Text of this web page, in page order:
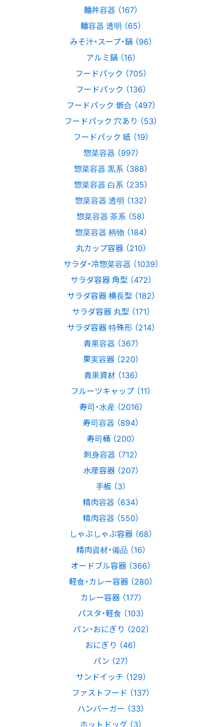
麺丼容器 （167）
麺容器 透明 （65）
みそ汁・スープ・鍋 （96）
アルミ鍋 （16）
フードパック （705）
フードパック （136）
フードパック 嵌合 （497）
フードパック 穴あり （53）
フードパック 紙 （19）
惣菜容器 （997）
惣菜容器 黒系 （388）
惣菜容器 白系 （235）
惣菜容器 透明 （132）
惣菜容器 茶系 （58）
惣菜容器 柄物 （184）
丸カップ容器 （210）
サラダ・冷惣菜容器 （1039）
サラダ容器 角型 （472）
サラダ容器 横長型 （182）
サラダ容器 丸型 （171）
サラダ容器 特殊形 （214）
青果容器 （367）
果実容器 （220）
青果資材 （136）
フルーツキャップ （11）
寿司・水産 （2016）
寿司容器 （894）
寿司桶 （200）
刺身容器 （712）
水産容器 （207）
手板 （3）
精肉容器 （634）
精肉容器 （550）
しゃぶしゃぶ容器 （68）
精肉資材・備品 （16）
オードブル容器 （366）
軽食・カレー容器 （280）
カレー容器 （177）
パスタ・軽食 （103）
パン・おにぎり （202）
おにぎり （46）
パン （27）
サンドイッチ （129）
ファストフード （137）
ハンバーガー （33）
ホットドッグ （3）